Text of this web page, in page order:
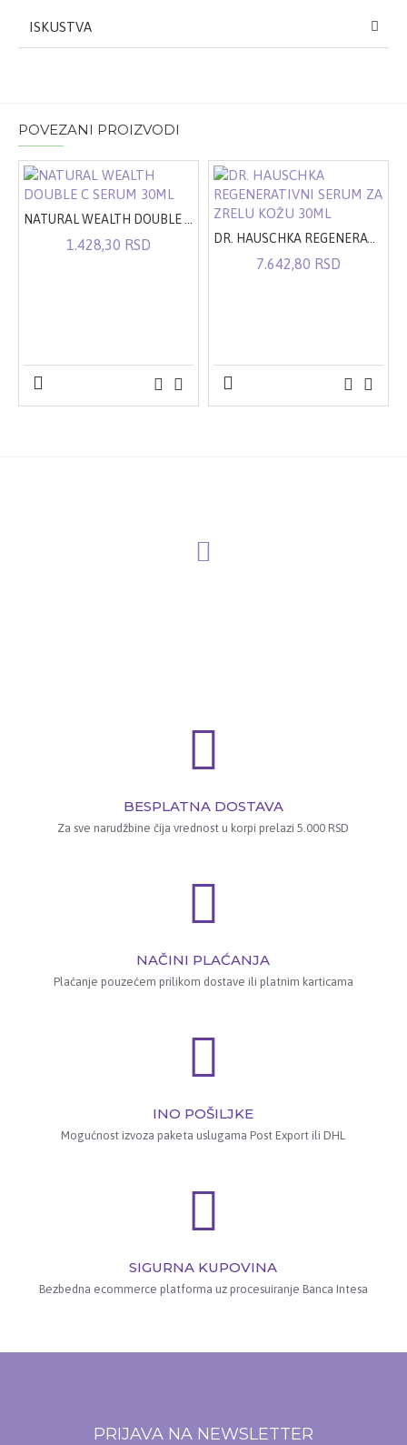
ISKUSTVA
POVEZANI PROIZVODI
NATURAL WEALTH DOUBLE C SERUM 30ML
1.428,30 RSD DR. HAUSCHKA REGENERATIVNI SERUM ZA ZRELU KOŽU 30ML
7.642,80 RSD
BESPLATNA DOSTAVA
Za sve narudžbine čija vrednost u korpi prelazi 5.000 RSD
NAČINI PLAĆANJA
Plaćanje pouzećem prilikom dostave ili platnim karticama
INO POŠILJKE
Mogućnost izvoza paketa uslugama Post Export ili DHL
SIGURNA KUPOVINA
Bezbedna ecommerce platforma uz procesuiranje Banca Intesa
PRIJAVA NA NEWSLETTER